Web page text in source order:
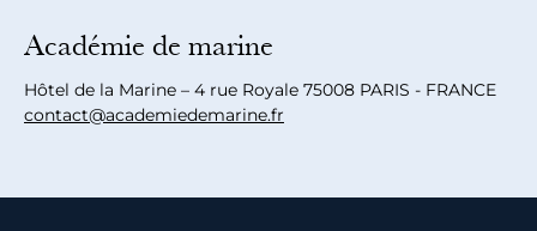
Académie de marine
Hôtel de la Marine – 4 rue Royale 75008 PARIS - FRANCE
contact@academiedemarine.fr